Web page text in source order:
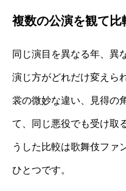
複数の公演を観て比
同じ演目を異なる年、異
演じ方がどれだけ変えら
裳の微妙な違い、見得の
て、同じ悪役でも受け取
うした比較は歌舞伎ファ
ひとつです。